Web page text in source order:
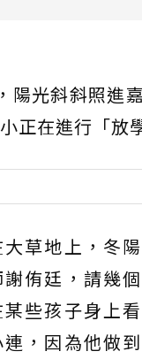
陽光斜斜照進
正在進行「放
草地上，冬
侑廷，請幾
些孩子身上
連，因為他做